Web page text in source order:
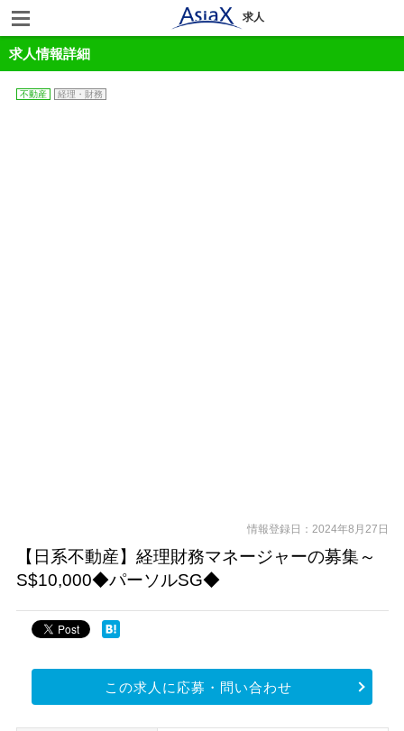
求人
求人情報詳細
不動産 経理・財務
情報登録日：2024年8月27日
【日系不動産】経理財務マネージャーの募集～
S$10,000◆パーソルSG◆
この求人に応募・問い合わせ